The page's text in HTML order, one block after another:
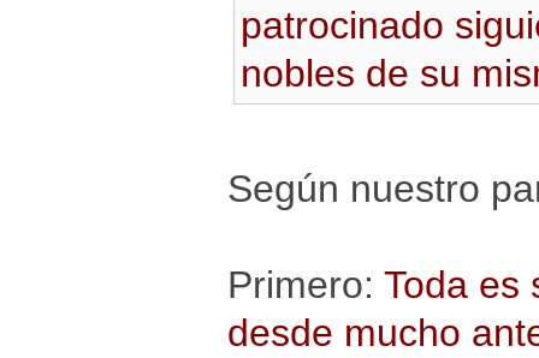
patrocinado
nobles de su
Según nuestro
Primero: Toda es
desde mucho